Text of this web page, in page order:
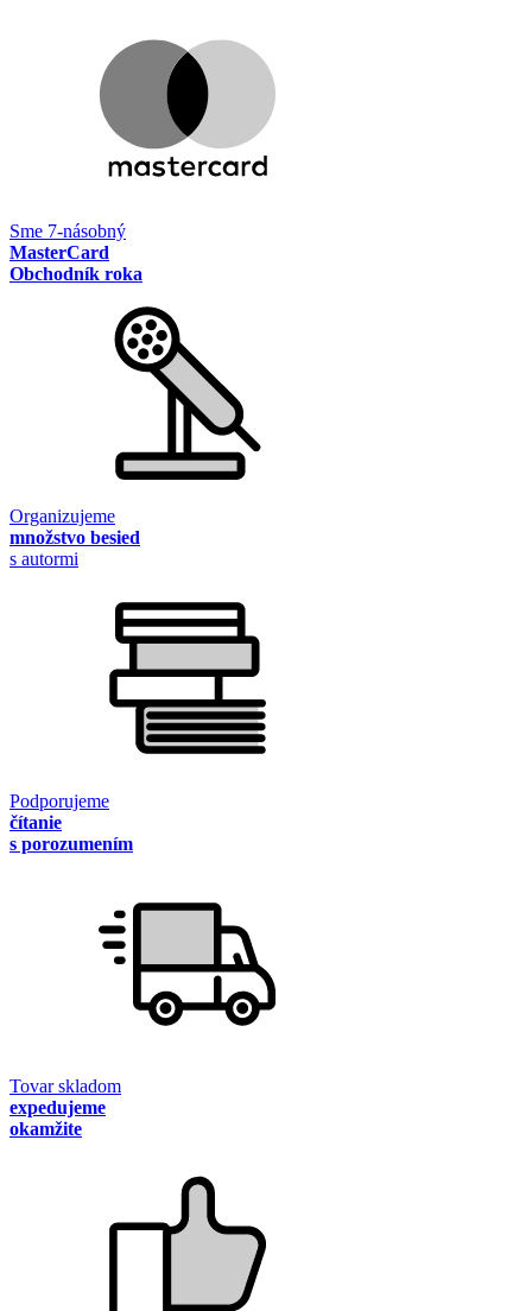
Sme 7-násobný
MasterCard
Obchodník roka
Organizujeme
množstvo besied
s autormi
Podporujeme
čítanie
s porozumením
Tovar skladom
expedujeme
okamžite